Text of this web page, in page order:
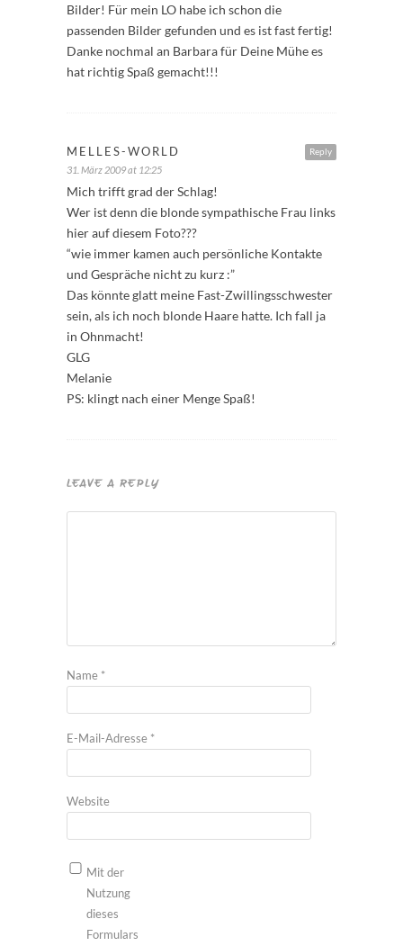
Bilder! Für mein LO habe ich schon die
passenden Bilder gefunden und es ist fast fertig!
Danke nochmal an Barbara für Deine Mühe es
hat richtig Spaß gemacht!!!
Reply
MELLES-WORLD
31. März 2009 at 12:25
Mich trifft grad der Schlag!
Wer ist denn die blonde sympathische Frau links
hier auf diesem Foto???
“wie immer kamen auch persönliche Kontakte
und Gespräche nicht zu kurz :”
Das könnte glatt meine Fast-Zwillingsschwester
sein, als ich noch blonde Haare hatte. Ich fall ja
in Ohnmacht!
GLG
Melanie
PS: klingt nach einer Menge Spaß!
LEAVE A REPLY
Name *
E-Mail-Adresse *
Website
Mit der
Nutzung
dieses
Formulars